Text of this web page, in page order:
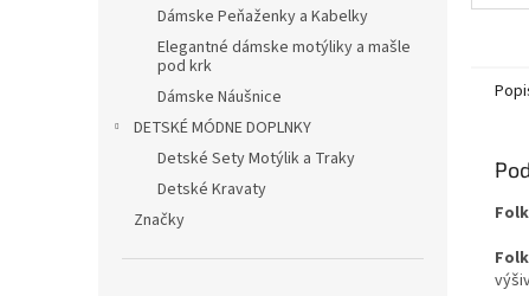
Dámske Peňaženky a Kabelky
Elegantné dámske motýliky a mašle
pod krk
Dámske Náušnice
DETSKÉ MÓDNE DOPLNKY
Detské Sety Motýlik a Traky
Detské Kravaty
Značky